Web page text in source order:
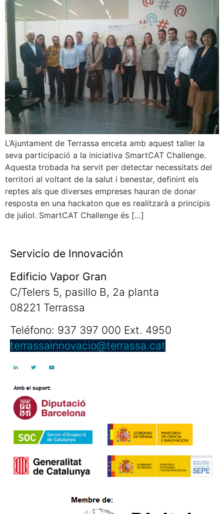
L’Ajuntament de Terrassa enceta amb aquest taller la
seva participació a la iniciativa SmartCAT Challenge.
Aquesta trobada ha servit per detectar necessitats del
territori al voltant de la salut i benestar, definint els
reptes als que diverses empreses hauran de donar
resposta en una hackaton que es realitzarà a principis
de juliol. SmartCAT Challenge és […]
Servicio de Innovación
Edificio Vapor Gran
C/Telers 5, pasillo B, 2a planta
08221 Terrassa
Teléfono: 937 397 000 Ext. 4950
terrassainnovacio@terrassa.cat